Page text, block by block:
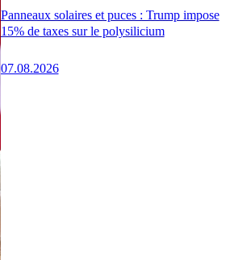
Panneaux solaires et puces : Trump impose
15% de taxes sur le polysilicium
07.08.2026